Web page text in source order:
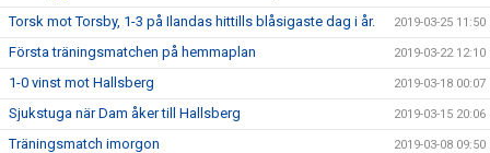
Torsk mot Torsby, 1-3 på Ilandas hittills blåsigaste dag i år. 2019-03-25 11:50
Första träningsmatchen på hemmaplan 2019-03-22 12:10
1-0 vinst mot Hallsberg 2019-03-18 00:07
Sjukstuga när Dam åker till Hallsberg 2019-03-15 20:06
Träningsmatch imorgon 2019-03-08 09:50